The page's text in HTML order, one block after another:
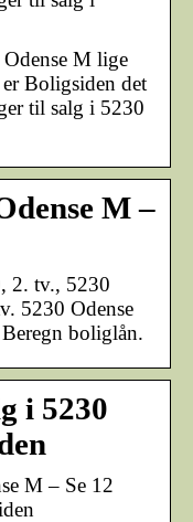
M lige
Boligsiden det
til salg i 5230
M –
2. tv., 5230
5230 Odense
boliglån.
i 5230
M – Se 12